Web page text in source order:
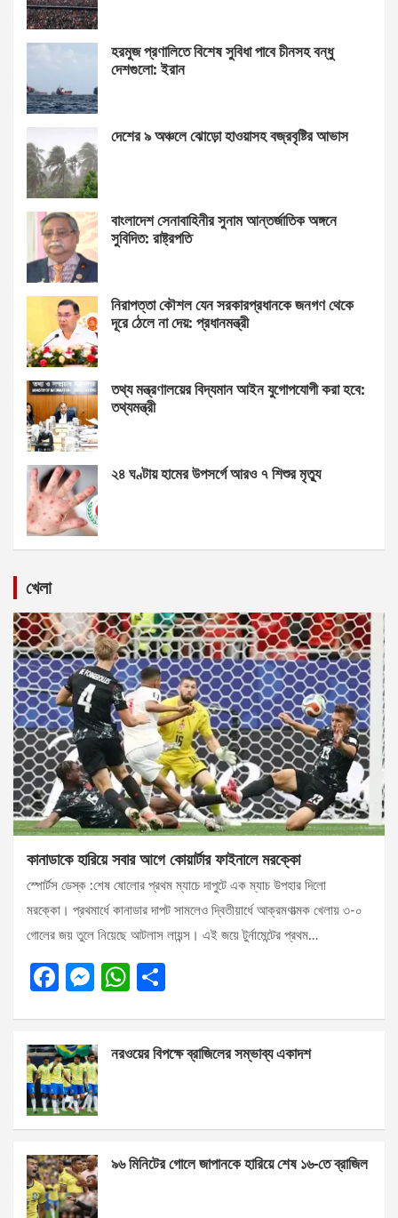
হরমুজ প্রণালিতে বিশেষ সুবিধা পাবে চীনসহ বন্ধু
দেশগুলো: ইরান
দেশের ৯ অঞ্চলে ঝোড়ো হাওয়াসহ বজ্রবৃষ্টির আভাস
বাংলাদেশ সেনাবাহিনীর সুনাম আন্তর্জাতিক অঙ্গনে
সুবিদিত: রাষ্ট্রপতি
নিরাপত্তা কৌশল যেন সরকারপ্রধানকে জনগণ থেকে
দূরে ঠেলে না দেয়: প্রধানমন্ত্রী
তথ্য মন্ত্রণালয়ের বিদ্যমান আইন যুগোপযোগী করা হবে:
তথ্যমন্ত্রী
২৪ ঘণ্টায় হামের উপসর্গে আরও ৭ শিশুর মৃত্যু
খেলা
কানাডাকে হারিয়ে সবার আগে কোয়ার্টার ফাইনালে মরক্কো
স্পোর্টস ডেস্ক :শেষ ষোলোর প্রথম ম্যাচে দাপুটে এক ম্যাচ উপহার দিলো
মরক্কো। প্রথমার্ধে কানাডার দাপট সামলেও দ্বিতীয়ার্ধে আক্রমণাত্মক খেলায় ৩-০
গোলের জয় তুলে নিয়েছে আটলাস লায়ন্স। এই জয়ে টুর্নামেন্টের প্রথম…
F
b
o
o
k
M
n
g
er
W
s
p
e
নরওয়ের বিপক্ষে ব্রাজিলের সম্ভাব্য একাদশ
৯৬ মিনিটের গোলে জাপানকে হারিয়ে শেষ ১৬-তে ব্রাজিল